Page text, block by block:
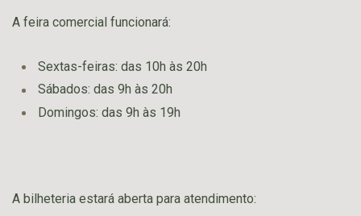
A feira comercial funcionará:
Sextas-feiras: das 10h às 20h
Sábados: das 9h às 20h
Domingos: das 9h às 19h
A bilheteria estará aberta para atendimento: